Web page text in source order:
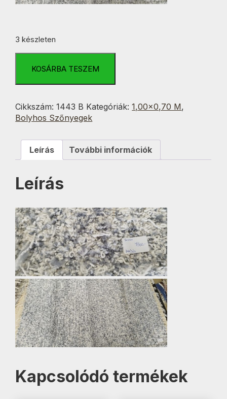
3 készleten
part"
70x100
cm
mennyiség
KOSÁRBA TESZEM
Cikkszám:1443 B Kategóriák:1,00×0,70 M,
Bolyhos Szőnyegek
Leírás További információk
Leírás
Kapcsolódó termékek